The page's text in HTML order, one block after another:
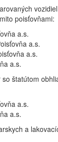
poisťovňami:
a.s.
a.s.
a.s.
a.s.
štatútom
a.s.
a.s.
a